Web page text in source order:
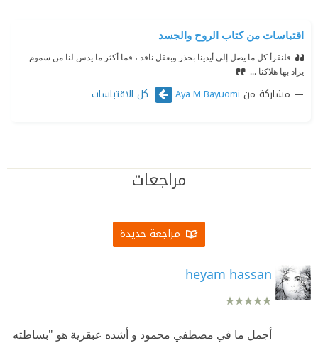
اقتباسات من كتاب الروح والجسد
فلنقرأ كل ما يصل إلى أيدينا بحذر وبعقل ناقد ، فما أكثر ما يدس لنا من سموم
يراد بها هلاكنا ...
مشاركة من Aya M Bayuomi كل الاقتباسات
مراجعات
مراجعة جديدة
heyam hassan
أجمل ما في مصطفي محمود و أشده عبقرية هو "بساطته